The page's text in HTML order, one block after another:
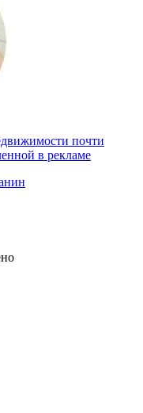
почти
в рекламе